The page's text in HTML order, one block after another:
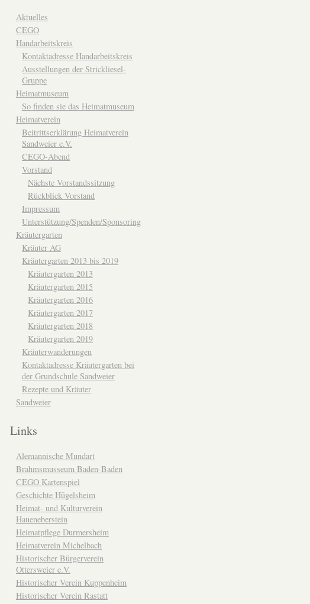
Aktuelles
CEGO
Handarbeitskreis
Kontaktadresse Handarbeitskreis
Ausstellungen der Strickliesel-
Gruppe
Heimatmuseum
So finden sie das Heimatmuseum
Heimatverein
Beitrittserklärung Heimatverein
Sandweier e.V.
CEGO-Abend
Vorstand
Nächste Vorstandssitzung
Rückblick Vorstand
Impressum
Unterstützung/Spenden/Sponsoring
Kräutergarten
Kräuter AG
Kräutergarten 2013 bis 2019
Kräutergarten 2013
Kräutergarten 2015
Kräutergarten 2016
Kräutergarten 2017
Kräutergarten 2018
Kräutergarten 2019
Kräuterwanderungen
Kontaktadresse Kräutergarten bei
der Grundschule Sandweier
Rezepte und Kräuter
Sandweier
Links
Alemannische Mundart
Brahmsmusseum Baden-Baden
CEGO Kartenspiel
Geschichte Hügelsheim
Heimat- und Kulturverein
Haueneberstein
Heimatpflege Durmersheim
Heimatverein Michelbach
Historischer Bürgerverein
Ottersweier e.V.
Historischer Verein Kuppenheim
Historischer Verein Rastatt